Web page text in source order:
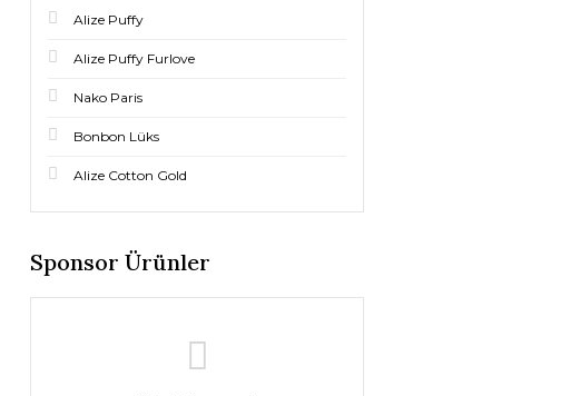
Alize Puffy
Alize Puffy Furlove
Nako Paris
Bonbon Lüks
Alize Cotton Gold
Sponsor Ürünler